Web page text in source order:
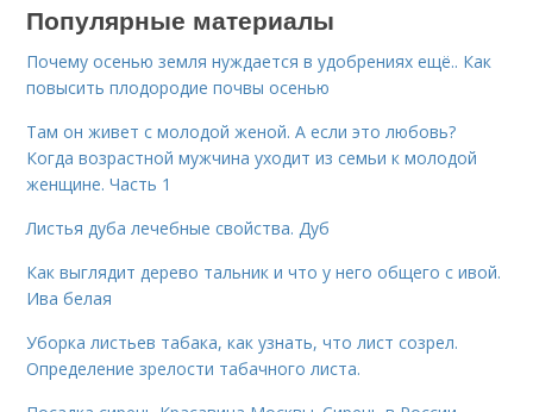
Популярные материалы
Почему осенью земля нуждается в удобрениях ещё.. Как
повысить плодородие почвы осенью
Там он живет с молодой женой. А если это любовь?
Когда возрастной мужчина уходит из семьи к молодой
женщине. Часть 1
Листья дуба лечебные свойства. Дуб
Как выглядит дерево тальник и что у него общего с ивой.
Ива белая
Уборка листьев табака, как узнать, что лист созрел.
Определение зрелости табачного листа.